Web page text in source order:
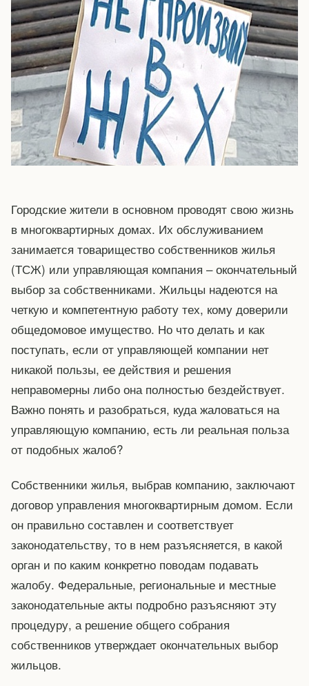
Городские жители в основном проводят свою жизнь
в многоквартирных домах. Их обслуживанием
занимается товарищество собственников жилья
(ТСЖ) или управляющая компания – окончательный
выбор за собственниками. Жильцы надеются на
четкую и компетентную работу тех, кому доверили
общедомовое имущество. Но что делать и как
поступать, если от управляющей компании нет
никакой пользы, ее действия и решения
неправомерны либо она полностью бездействует.
Важно понять и разобраться, куда жаловаться на
управляющую компанию, есть ли реальная польза
от подобных жалоб?
Собственники жилья, выбрав компанию, заключают
договор управления многоквартирным домом. Если
он правильно составлен и соответствует
законодательству, то в нем разъясняется, в какой
орган и по каким конкретно поводам подавать
жалобу. Федеральные, региональные и местные
законодательные акты подробно разъясняют эту
процедуру, а решение общего собрания
собственников утверждает окончательных выбор
жильцов.